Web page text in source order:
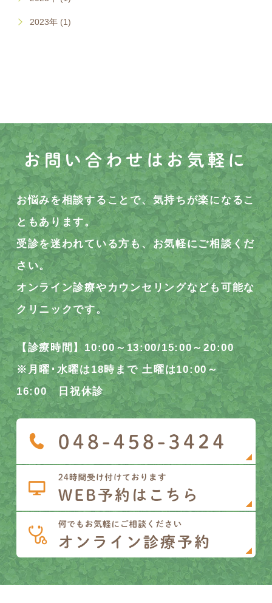
2023年 (1)
お問い合わせはお気軽に
お悩みを相談することで、気持ちが楽になるこ
ともあります。
受診を迷われている方も、お気軽にご相談くだ
さい。
オンライン診療やカウンセリングなども可能な
クリニックです。
【診療時間】10:00～13:00/15:00～20:00
※月曜･水曜は18時まで 土曜は10:00～
16:00 日祝休診